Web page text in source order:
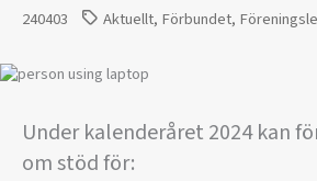
240403 Aktuellt, Förbundet,
Under kalenderåret 2024 kan
om stöd för: